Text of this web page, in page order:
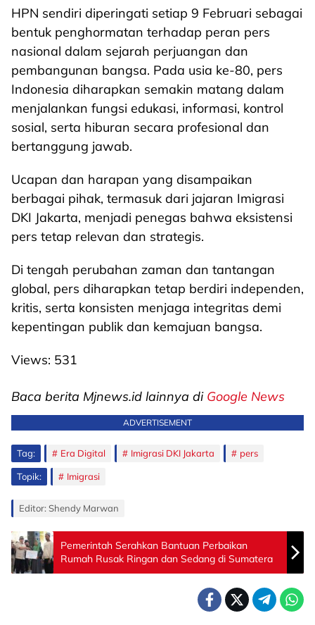
HPN sendiri diperingati setiap 9 Februari sebagai
bentuk penghormatan terhadap peran pers
nasional dalam sejarah perjuangan dan
pembangunan bangsa. Pada usia ke-80, pers
Indonesia diharapkan semakin matang dalam
menjalankan fungsi edukasi, informasi, kontrol
sosial, serta hiburan secara profesional dan
bertanggung jawab.
Ucapan dan harapan yang disampaikan
berbagai pihak, termasuk dari jajaran Imigrasi
DKI Jakarta, menjadi penegas bahwa eksistensi
pers tetap relevan dan strategis.
Di tengah perubahan zaman dan tantangan
global, pers diharapkan tetap berdiri independen,
kritis, serta konsisten menjaga integritas demi
kepentingan publik dan kemajuan bangsa.
Views: 531
Baca berita Mjnews.id lainnya di Google News
ADVERTISEMENT
Tag: Era Digital Imigrasi DKI Jakarta pers
Topik: Imigrasi
Editor: Shendy Marwan
Pemerintah Serahkan Bantuan Perbaikan
Rumah Rusak Ringan dan Sedang di Sumatera